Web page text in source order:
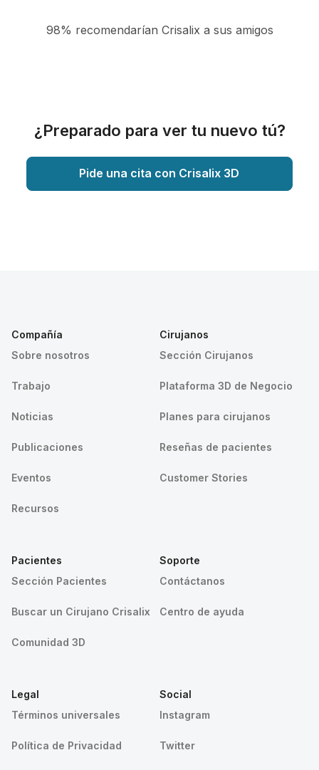
98% recomendarían Crisalix a sus amigos
¿Preparado para ver tu nuevo tú?
Pide una cita con Crisalix 3D
Compañía
Sobre nosotros
Trabajo
Noticias
Publicaciones
Eventos
Recursos
Cirujanos
Sección Cirujanos
Plataforma 3D de Negocio
Planes para cirujanos
Reseñas de pacientes
Customer Stories
Pacientes
Sección Pacientes
Buscar un Cirujano Crisalix
Comunidad 3D
Soporte
Contáctanos
Centro de ayuda
Legal
Términos universales
Política de Privacidad
Social
Instagram
Twitter